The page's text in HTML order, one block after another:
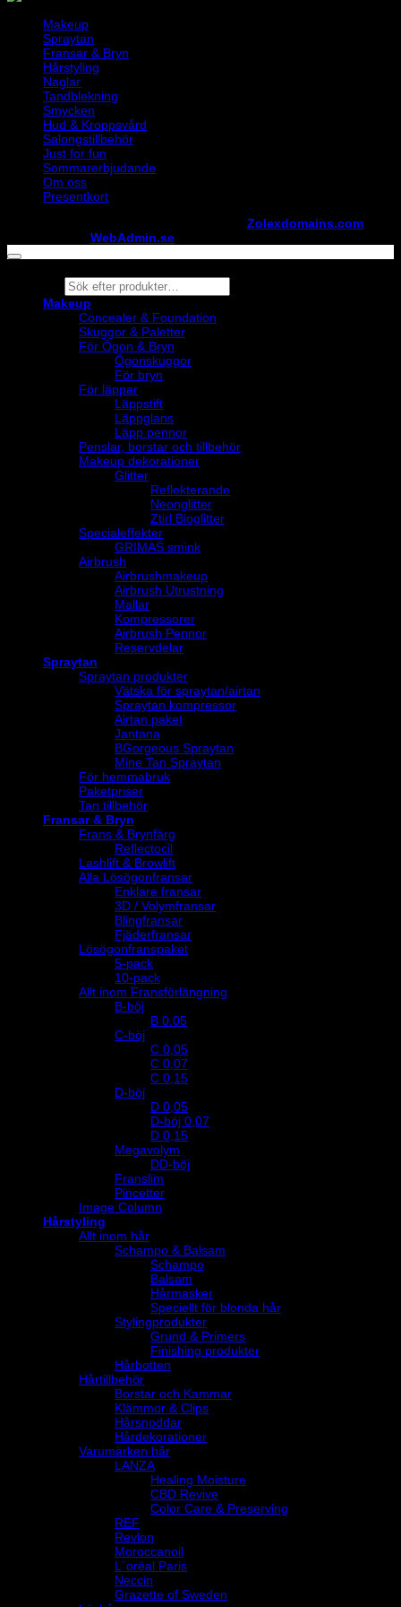
Makeup
Spraytan
Fransar & Bryn
Hårstyling
Naglar
Tandblekning
Smycken
Hud & Kroppsvård
Salongstillbehör
Just for fun
Sommarerbjudande
Om oss
Presentkort
Zolexdomains.com
WebAdmin.se
Products
search
Makeup
Concealer & Foundation
Skuggor & Paletter
För Ögon & Bryn
Ögonskuggor
För bryn
För läppar
Läppstift
Läppglans
Läpp pennor
Penslar, borstar och tillbehör
Makeup dekorationer
Glitter
Reflekterande
Neonglitter
Ztirl Bioglitter
Specialeffekter
GRIMAS smink
Airbrush
Airbrushmakeup
Airbrush Utrustning
Mallar
Kompressorer
Airbrush Pennor
Reservdelar
Spraytan
Spraytan produkter
Vätska för spraytan/airtan
Spraytan kompressor
Airtan paket
Jantana
BGorgeous Spraytan
Mine Tan Spraytan
För hemmabruk
Paketpriser
Tan tillbehör
Fransar & Bryn
Frans & Brynfärg
Reflectocil
Lashlift & Browlift
Alla Lösögonfransar
Enklare fransar
3D / Volymfransar
Blingfransar
Fjäderfransar
Lösögonfranspaket
5-pack
10-pack
Allt inom Fransförlängning
B-böj
B 0.05
C-böj
C 0,05
C 0,07
C 0,15
D-böj
D 0,05
D-böj 0,07
D 0,15
Megavolym
DD-böj
Franslim
Pincetter
Image Column
Hårstyling
Allt inom hår
Schampo & Balsam
Schampo
Balsam
Hårmasker
Speciellt för blonda hår
Stylingprodukter
Grund & Primers
Finishing produkter
Hårbotten
Hårtillbehör
Borstar och Kammar
Klämmor & Clips
Hårsnoddar
Hårdekorationer
Varumärken hår
LANZA
Healing Moisture
CBD Revive
Color Care & Preserving
REF
Revlon
Moroccanoil
L´oréal Paris
Neccin
Grazette of Sweden